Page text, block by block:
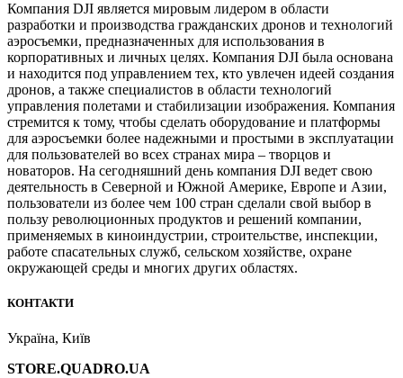
Компания DJI является мировым лидером в области
разработки и производства гражданских дронов и технологий
аэросъемки, предназначенных для использования в
корпоративных и личных целях. Компания DJI была основана
и находится под управлением тех, кто увлечен идеей создания
дронов, а также специалистов в области технологий
управления полетами и стабилизации изображения. Компания
стремится к тому, чтобы сделать оборудование и платформы
для аэросъемки более надежными и простыми в эксплуатации
для пользователей во всех странах мира – творцов и
новаторов. На сегодняшний день компания DJI ведет свою
деятельность в Северной и Южной Америке, Европе и Азии,
пользователи из более чем 100 стран сделали свой выбор в
пользу революционных продуктов и решений компании,
применяемых в киноиндустрии, строительстве, инспекции,
работе спасательных служб, сельском хозяйстве, охране
окружающей среды и многих других областях.
КОНТАКТИ
Україна, Київ
STORE.QUADRO.UA